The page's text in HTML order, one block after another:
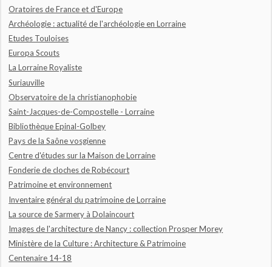
Oratoires de France et d'Europe
Archéologie : actualité de l'archéologie en Lorraine
Etudes Touloises
Europa Scouts
La Lorraine Royaliste
Suriauville
Observatoire de la christianophobie
Saint-Jacques-de-Compostelle - Lorraine
Bibliothèque Epinal-Golbey
Pays de la Saône vosgienne
Centre d'études sur la Maison de Lorraine
Fonderie de cloches de Robécourt
Patrimoine et environnement
Inventaire général du patrimoine de Lorraine
La source de Sarmery à Dolaincourt
Images de l'architecture de Nancy : collection Prosper Morey
Ministère de la Culture : Architecture & Patrimoine
Centenaire 14-18